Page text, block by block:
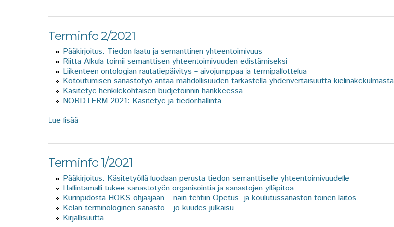
Terminfo 2/2021
Pääkirjoitus: Tiedon laatu ja semanttinen yhteentoimivuus
Riitta Alkula toimii semanttisen yhteentoimivuuden edistämiseksi
Liikenteen ontologian rautatiepäivitys – aivojumppaa ja termipallottelua
Kotoutumisen sanastotyö antaa mahdollisuuden tarkastella yhdenvertaisuutta kielinäkökulmasta
Käsitetyö henkilökohtaisen budjetoinnin hankkeessa
NORDTERM 2021: Käsitetyö ja tiedonhallinta
Lue lisää
Terminfo 1/2021
Pääkirjoitus: Käsitetyöllä luodaan perusta tiedon semanttiselle yhteentoimivuudelle
Hallintamalli tukee sanastotyön organisointia ja sanastojen ylläpitoa
Kurinpidosta HOKS-ohjaajaan – näin tehtiin Opetus- ja koulutussanaston toinen laitos
Kelan terminologinen sanasto – jo kuudes julkaisu
Kirjallisuutta